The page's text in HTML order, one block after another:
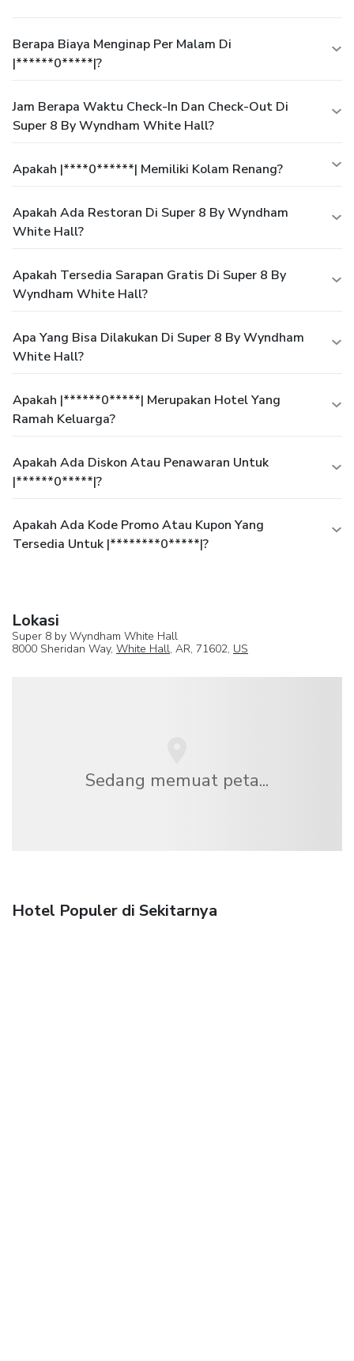
Berapa Biaya Menginap Per Malam Di
|******0*****|?
Jam Berapa Waktu Check-In Dan Check-Out Di
Super 8 By Wyndham White Hall?
Apakah |****0******| Memiliki Kolam Renang?
Apakah Ada Restoran Di Super 8 By Wyndham
White Hall?
Apakah Tersedia Sarapan Gratis Di Super 8 By
Wyndham White Hall?
Apa Yang Bisa Dilakukan Di Super 8 By Wyndham
White Hall?
Apakah |******0*****| Merupakan Hotel Yang
Ramah Keluarga?
Apakah Ada Diskon Atau Penawaran Untuk
|******0*****|?
Apakah Ada Kode Promo Atau Kupon Yang
Tersedia Untuk |********0*****|?
Lokasi
Super 8 by Wyndham White Hall
8000 Sheridan Way, White Hall, AR, 71602, US
Sedang memuat peta...
Hotel Populer di Sekitarnya